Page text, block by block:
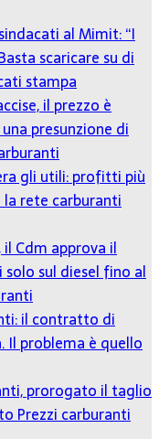
al Mimit: “I
scaricare su di
stampa
il prezzo è
presunzione di
gli utili: profitti più
rete carburanti
il Cdm approva il
sul diesel fino al
il contratto di
problema è quello
prorogato il taglio
Prezzi carburanti